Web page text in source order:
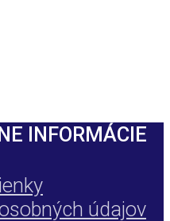
INFORMÁCIE
údajov